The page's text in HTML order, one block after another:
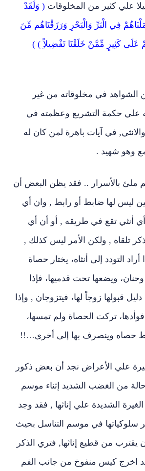
علي كثير من المخلوقات ( وَلَقَدْ
فِي الْبَرِّ وَالْبَحْرِ وَرَزَقْنَاهُم مِّنَ
عَلَى كَثِيرٍ مِّمَّنْ خَلَقْنَا تَفْضِيلاًِ ) )
الشواهد في مخلوقاته من غير
به علي حكمة التشريع وعظمته في
والانثي, في آيات باهرة لمن كان له
وهو شهيد .
ملئ بالأسرار .. فقد يظن البعض أن
ليس لها ضابط أو رابط , وان أي
أنثي تقع في طريقه , أو أن أي
تلقاه , ولكن الأمر ليس كذلك ,
التودد إلى أنثاه، يختار حصاة
ويضعها تحت قدميها، فإذا
قبولها زوجاً لها، فيتزوجان , وإذا
تركت الحصاة ولم تمسها،
حصاه وينصرف بها إلى أخرى…!!
علي الأعراض نجد أن بعض ذكور
حالة من الغضب الشديد إثناء موسم
الغيرة الشديدة علي إناثها , فقد وجد
سلوكياتها في موسم التناسل بحيث
يقترب من قطيع إناثها, فتري الذكر
اخرج كيس منفوخ من جانب الفم